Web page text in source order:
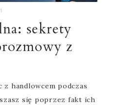
sekrety
z
z handlowcem podczas
się poprzez fakt ich